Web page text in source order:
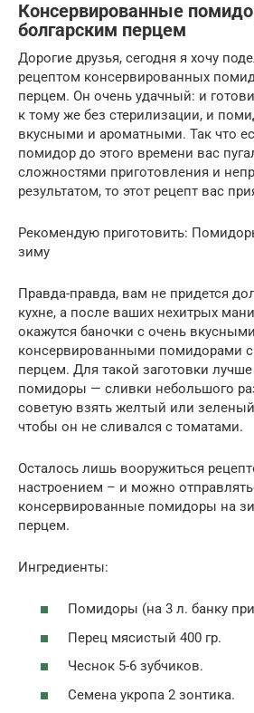
Консервированные
болгарским перцем
Дорогие друзья, сегодня я хочу
рецептом консервированных
перцем. Он очень удачный: и
к тому же без стерилизации, и
вкусными и ароматными. Так что
помидор до этого времени вас
сложностями приготовления и
результатом, то этот рецепт вас
Рекомендую приготовить:
зиму
Правда-правда, вам не придется
кухне, а после ваших нехитрых
окажутся баночки с очень вкусными
консервированными помидорами с
перцем. Для такой заготовки лучше
помидоры — сливки небольшого
советую взять желтый или
чтобы он не сливался с томатами.
Осталось лишь вооружиться
настроением – и можно
консервированные помидоры на
перцем.
Ингредиенты:
Помидоры (на 3 л. банку
Перец мясистый 400 гр.
Чеснок 5-6 зубчиков.
Семена укропа 2 зонтика.